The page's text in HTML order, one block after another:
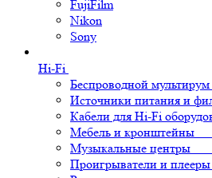
FujiFilm
Nikon
Sony
Hi-Fi
Беспроводной мультирум
Источники питания и
Кабели для Hi-Fi
Мебель и кронштейны
Музыкальные центры
Проигрыватели и плееры